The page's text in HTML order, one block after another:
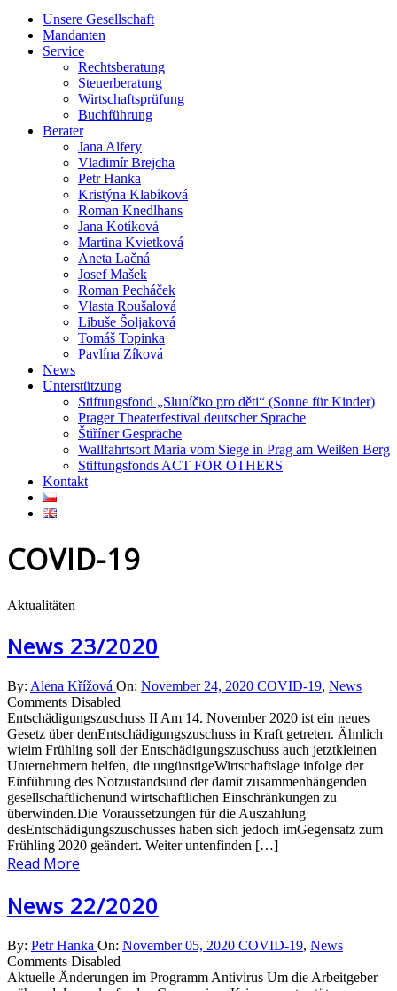
Unsere Gesellschaft
Mandanten
Service
Rechtsberatung
Steuerberatung
Wirtschaftsprüfung
Buchführung
Berater
Jana Alfery
Vladimír Brejcha
Petr Hanka
Kristýna Klabíková
Roman Knedlhans
Jana Kotíková
Martina Kvietková
Aneta Lačná
Josef Mašek
Roman Pecháček
Vlasta Roušalová
Libuše Šoljaková
Tomáš Topinka
Pavlína Zíková
News
Unterstützung
Stiftungsfond „Sluníčko pro děti“ (Sonne für Kinder)
Prager Theaterfestival deutscher Sprache
Štiříner Gespräche
Wallfahrtsort Maria vom Siege in Prag am Weißen Berg
Stiftungsfonds ACT FOR OTHERS
Kontakt
COVID-19
Aktualitäten
News 23/2020
By: Alena Křížová On: November 24, 2020 COVID-19, News
Comments Disabled
Entschädigungszuschuss II Am 14. November 2020 ist ein neues
Gesetz über denEntschädigungszuschuss in Kraft getreten. Ähnlich
wieim Frühling soll der Entschädigungszuschuss auch jetztkleinen
Unternehmern helfen, die ungünstigeWirtschaftslage infolge der
Einführung des Notzustandsund der damit zusammenhängenden
gesellschaftlichenund wirtschaftlichen Einschränkungen zu
überwinden.Die Voraussetzungen für die Auszahlung
desEntschädigungszuschusses haben sich jedoch imGegensatz zum
Frühling 2020 geändert. Weiter untenfinden […]
Read More
News 22/2020
By: Petr Hanka On: November 05, 2020 COVID-19, News
Comments Disabled
Aktuelle Änderungen im Programm Antivirus Um die Arbeitgeber